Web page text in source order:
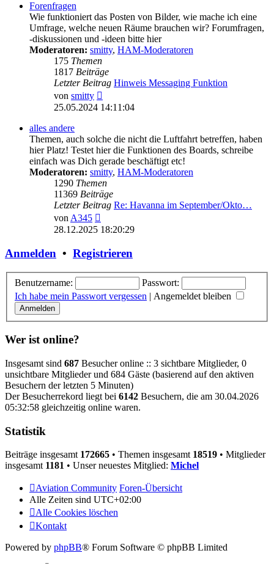
Forenfragen
Wie funktioniert das Posten von Bilder, wie mache ich eine
Umfrage, welche neuen Räume brauchen wir? Forumfragen,
-diskussionen und -ideen bitte hier
Moderatoren: smitty, HAM-Moderatoren
175 Themen
1817 Beiträge
Letzter Beitrag Hinweis Messaging Funktion
von smitty
Beitrag
25.05.2024 14:11:04
alles andere
Themen, auch solche die nicht die Luftfahrt betreffen, haben
hier Platz! Testet hier die Funktionen des Boards, schreibe
einfach was Dich gerade beschäftigt etc!
Moderatoren: smitty, HAM-Moderatoren
1290 Themen
11369 Beiträge
Letzter Beitrag Re: Havanna im September/Okto…
vonA345
Beitrag
28.12.2025 18:20:29
Anmelden • Registrieren
Benutzername:
Passwort:
Ich habe mein Passwort vergessen | Angemeldet bleiben
Wer ist online?
Insgesamt sind 687 Besucher online :: 3 sichtbare Mitglieder, 0
unsichtbare Mitglieder und 684 Gäste (basierend auf den aktiven
Besuchern der letzten 5 Minuten)
Der Besucherrekord liegt bei 6142 Besuchern, die am 30.04.2026
05:32:58 gleichzeitig online waren.
Statistik
Beiträge insgesamt 172665 • Themen insgesamt 18519 • Mitglieder
insgesamt 1181 • Unser neuestes Mitglied: Michel
Aviation Community Foren-Übersicht
Alle Zeiten sind UTC+02:00
Alle Cookies löschen
Kontakt
Powered by phpBB® Forum Software © phpBB Limited